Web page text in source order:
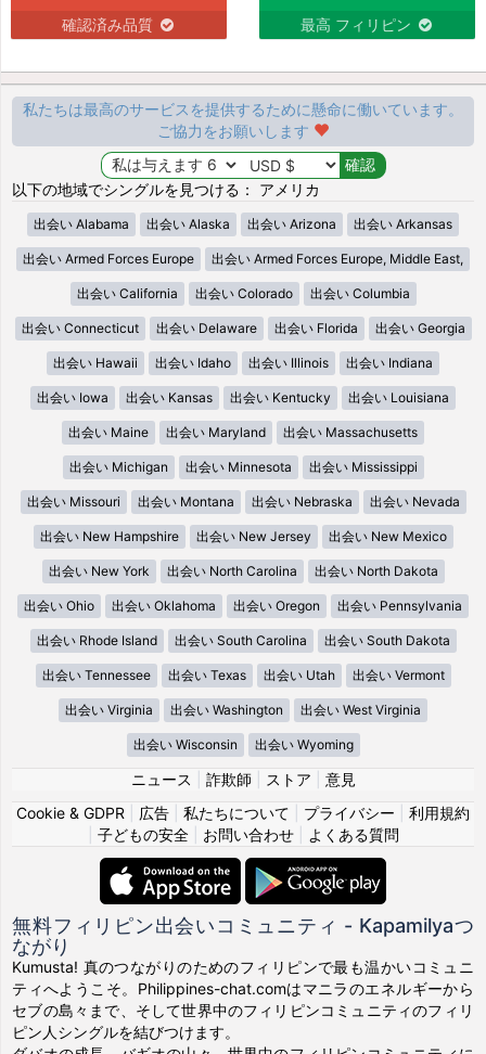
確認済み品質 最高 フィリピン
私たちは最高のサービスを提供するために懸命に働いています。
ご協力をお願いします
以下の地域でシングルを見つける： アメリカ
出会い Alabama 出会い Alaska 出会い Arizona 出会い Arkansas
出会い Armed Forces Europe 出会い Armed Forces Europe, Middle East,
出会い California 出会い Colorado 出会い Columbia
出会い Connecticut 出会い Delaware 出会い Florida 出会い Georgia
出会い Hawaii 出会い Idaho 出会い Illinois 出会い Indiana
出会い Iowa 出会い Kansas 出会い Kentucky 出会い Louisiana
出会い Maine 出会い Maryland 出会い Massachusetts
出会い Michigan 出会い Minnesota 出会い Mississippi
出会い Missouri 出会い Montana 出会い Nebraska 出会い Nevada
出会い New Hampshire 出会い New Jersey 出会い New Mexico
出会い New York 出会い North Carolina 出会い North Dakota
出会い Ohio 出会い Oklahoma 出会い Oregon 出会い Pennsylvania
出会い Rhode Island 出会い South Carolina 出会い South Dakota
出会い Tennessee 出会い Texas 出会い Utah 出会い Vermont
出会い Virginia 出会い Washington 出会い West Virginia
出会い Wisconsin 出会い Wyoming
ニュース 詐欺師 ストア
意見
Cookie & GDPR
広告 私たちについて プライバシー
利用規約
子どもの安全| お問い合わせ| よくある質問
無料フィリピン出会いコミュニティ - Kapamilyaつ
ながり
Kumusta! 真のつながりのためのフィリピンで最も温かいコミュニ
ティへようこそ。Philippines-chat.comはマニラのエネルギーから
セブの島々まで、そして世界中のフィリピンコミュニティのフィリ
ピン人シングルを結びつけます。